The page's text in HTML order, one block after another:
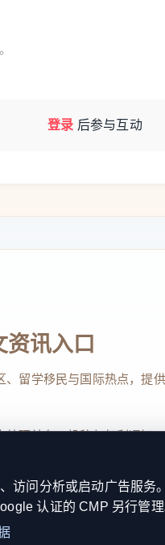
对空气、重金属污染的
，并承认该国环保制
登录 后参与互动
讯入口
留学移民与国际热点，提
处理站务、投稿与权利通知
本网站持续优化内
政策
访问分析或启动广告服
认证的 CMP 另行管理